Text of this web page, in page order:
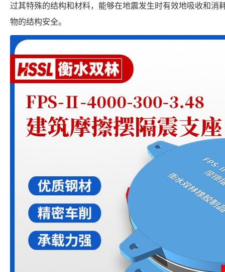
过其特殊的结构和材料，能够在地震发生时有效地吸收和消
物的结构安全。